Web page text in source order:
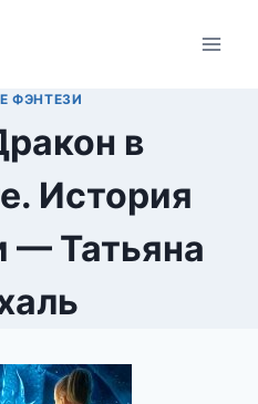
ФЭНТЕЗИ
в
История
— Татьяна